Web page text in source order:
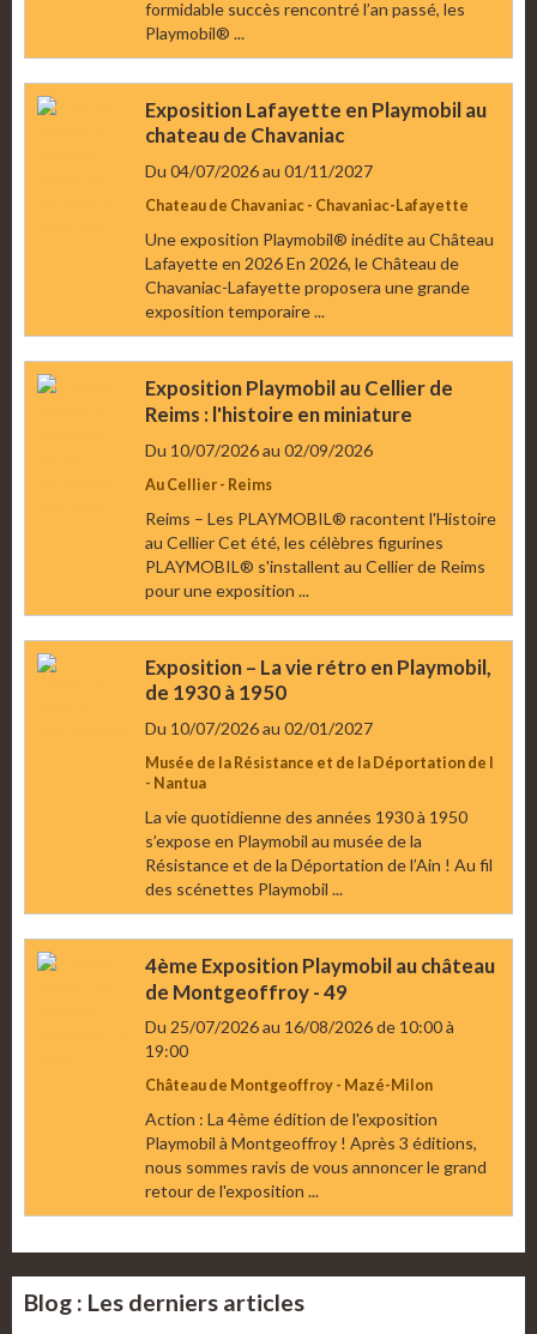
formidable succès rencontré l’an passé, les
Playmobil® ...
Exposition Lafayette en Playmobil au
chateau de Chavaniac
Du 04/07/2026au 01/11/2027
Chateau de Chavaniac - Chavaniac-Lafayette
Une exposition Playmobil® inédite au Château
Lafayette en 2026 En 2026, le Château de
Chavaniac-Lafayette proposera une grande
exposition temporaire ...
Exposition Playmobil au Cellier de
Reims : l'histoire en miniature
Du 10/07/2026au 02/09/2026
Au Cellier - Reims
Reims – Les PLAYMOBIL® racontent l'Histoire
au Cellier Cet été, les célèbres figurines
PLAYMOBIL® s'installent au Cellier de Reims
pour une exposition ...
Exposition – La vie rétro en Playmobil,
de 1930 à 1950
Du 10/07/2026au 02/01/2027
Musée de la Résistance et de la Déportation de l
- Nantua
La vie quotidienne des années 1930 à 1950
s’expose en Playmobil au musée de la
Résistance et de la Déportation de l’Ain ! Au fil
des scénettes Playmobil ...
4ème Exposition Playmobil au château
de Montgeoffroy - 49
Du 25/07/2026au 16/08/2026de 10:00à
19:00
Château de Montgeoffroy - Mazé-Milon
Action : La 4ème édition de l'exposition
Playmobil à Montgeoffroy ! Après 3 éditions,
nous sommes ravis de vous annoncer le grand
retour de l'exposition ...
Blog : Les derniers articles